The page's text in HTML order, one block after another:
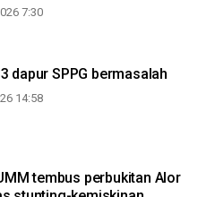
7:30
dapur SPPG bermasalah
14:58
tembus perbukitan Alor